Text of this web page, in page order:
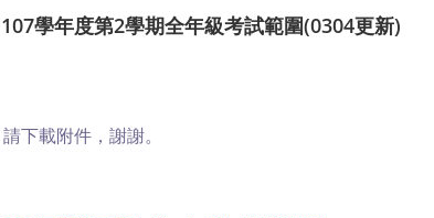
107學年度第2學期全年級考試範圍(0304更新)
請下載附件，謝謝。